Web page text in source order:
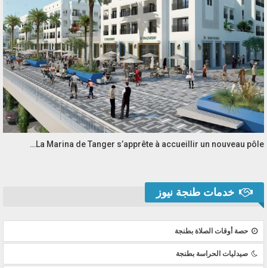
La Marina de Tanger s’apprête à accueillir un nouveau pôle…
خدمات طنجة نيوز
حصة أوقات الصلاة بطنجة
صيدليات الحراسة بطنجة